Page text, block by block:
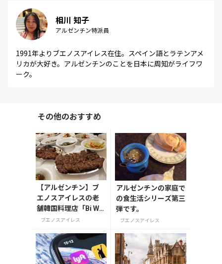
相川 知子
アルゼンチン特派員
1991年よりブエノスアイレス在住。スペイン語とラテンアメ
リカが大好き。アルゼンチンのことを日本に周知がライフワ
ーク。
その他のおすすめ
【アルゼンチン】ブ
エノスアイレスの老
舗韓国料理店「Bi Wo
n」で味わう本場の味
ブエノスアイレス
アルゼンチンの家庭で
の食生活シリーズ第三
弾です。
ブエノスアイレス